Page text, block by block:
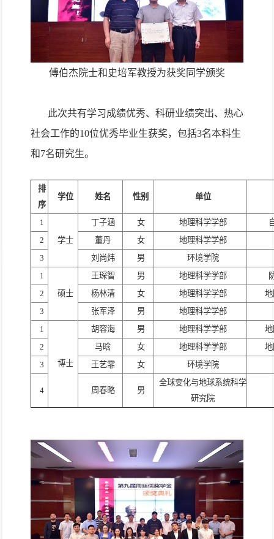
傅伯杰院士和史培军教授为获奖同学颁奖
此次共有学习成绩优秀、科研业绩突出、热心
社会工作的10位优秀毕业生获奖，包括3名本科生
和7名研究生。
排
序
学位 姓名 性别 单位
1
学士
丁子涵 女 地理科学学部
2
董丹 女
地理科学学部
3
刘尚炜 男
环境学院
1
硕士
王琛智 男 地理科学学部
2
杨林清 女 地理科学学部
3
张军泽 男
地理科学学部
1
博士
胡容海 男 地理科学学部
2
马晗 女 地理科学学部
3
王艺霏 女 环境学院
4 周春略 男
全球变化与地球系统科学
研究院